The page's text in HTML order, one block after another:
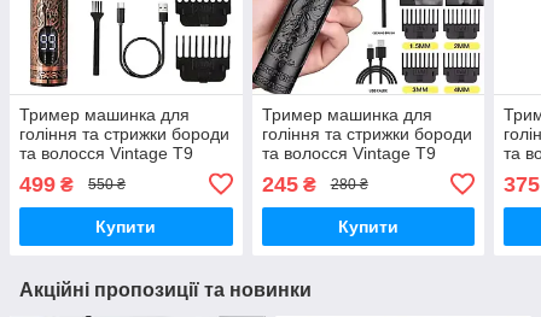
Тример машинка для
гоління та стрижки бороди
та волосся Vintage T9
499 ₴ 550 ₴
Купити
Тример машинка для
гоління та стрижки бороди
та волосся Vintage T9
245₴ 280 ₴
Купити
та
375
Акційні пропозиції та новинки